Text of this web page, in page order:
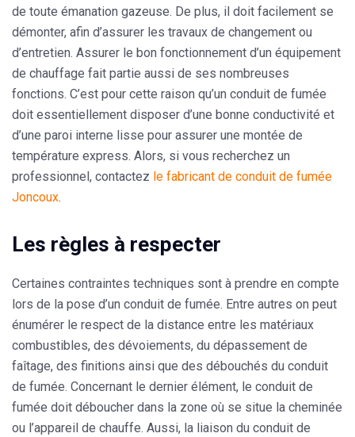
de toute émanation gazeuse. De plus, il doit facilement se
démonter, afin d’assurer les travaux de changement ou
d’entretien. Assurer le bon fonctionnement d’un équipement
de chauffage fait partie aussi de ses nombreuses
fonctions. C’est pour cette raison qu’un conduit de fumée
doit essentiellement disposer d’une bonne conductivité et
d’une paroi interne lisse pour assurer une montée de
température express. Alors, si vous recherchez un
professionnel, contactez le fabricant de conduit de fumée
Joncoux.
Les règles à respecter
Certaines contraintes techniques sont à prendre en compte
lors de la pose d’un conduit de fumée. Entre autres on peut
énumérer le respect de la distance entre les matériaux
combustibles, des dévoiements, du dépassement de
faîtage, des finitions ainsi que des débouchés du conduit
de fumée. Concernant le dernier élément, le conduit de
fumée doit déboucher dans la zone où se situe la cheminée
ou l’appareil de chauffe. Aussi, la liaison du conduit de